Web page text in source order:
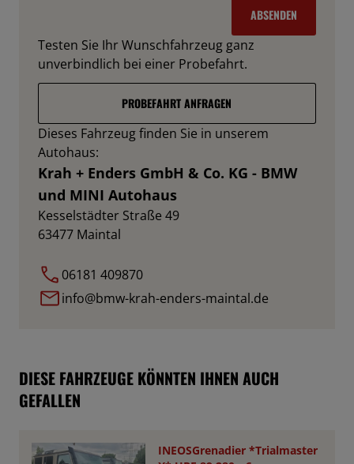
ABSENDEN
Testen Sie Ihr Wunschfahrzeug ganz
unverbindlich bei einer Probefahrt.
PROBEFAHRT ANFRAGEN
Dieses Fahrzeug finden Sie in unserem
Autohaus:
Krah + Enders GmbH & Co. KG - BMW
und MINI Autohaus
Kesselstädter Straße 49
63477 Maintal
06181 409870
info@bmw-krah-enders-maintal.de
DIESE FAHRZEUGE KÖNNTEN IHNEN AUCH
GEFALLEN
INEOSGrenadier *Trialmaster